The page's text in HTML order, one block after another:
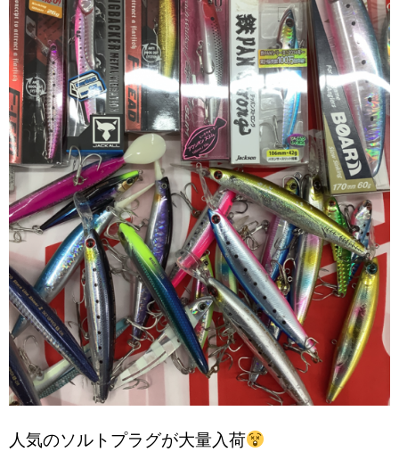
人気のソルトプラグが大量入荷